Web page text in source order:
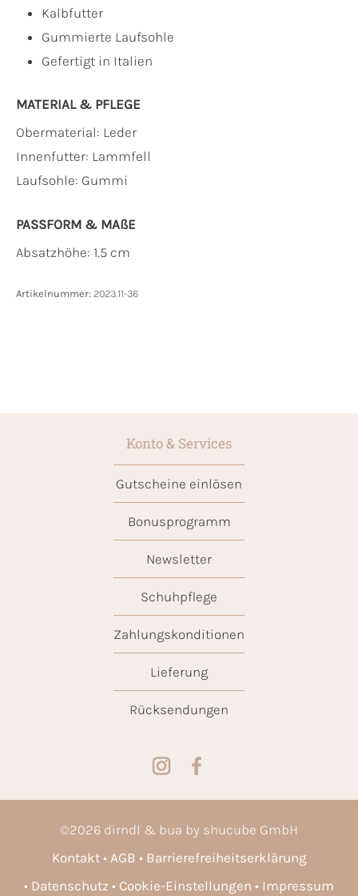
Kalbfutter
Gummierte Laufsohle
Gefertigt in Italien
MATERIAL & PFLEGE
Obermaterial: Leder
Innenfutter: Lammfell
Laufsohle: Gummi
PASSFORM & MAẞE
Absatzhöhe: 1.5 cm
Artikelnummer: 2023.11-36
Konto & Services
Gutscheine einlösen
Bonusprogramm
Newsletter
Schuhpflege
Zahlungskonditionen
Lieferung
Rücksendungen
©2026 dirndl & bua by shucube GmbH
Kontakt
AGB
Barrierefreiheitserklärung
Datenschutz
Cookie-Einstellungen Impressum